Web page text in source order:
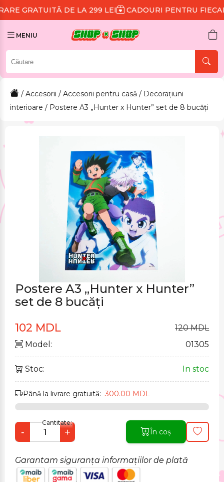
DE LA 299 LEI CADOURI PENTRU FIECARE
MENIU
/ Accesorii / Accesorii pentru casă / Decorațiuni
interioare / Postere A3 „Hunter x Hunter” set de 8 bucăți
Postere A3 „Hunter x Hunter”
set de 8 bucăți
102 MDL
120 MDL
Model:
01305
Stoc: In stoc
Până la livrare gratuită:300.00 MDL
Cantitate:
- + În coș
Garantam siguranța informațiilor de plată